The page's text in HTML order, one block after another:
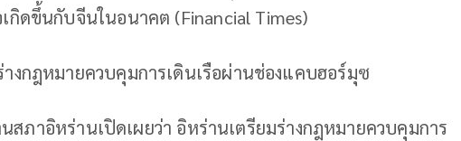
กิดขึ้นกับจีนในอนาคต (Financial Times)
งกฎหมายควบคุมการเดินเรือผ่านช่องแคบฮอร์มุซ
สภาอิหร่านเปิดเผยว่า อิหร่านเตรียมร่างกฎหมายควบคุมการ